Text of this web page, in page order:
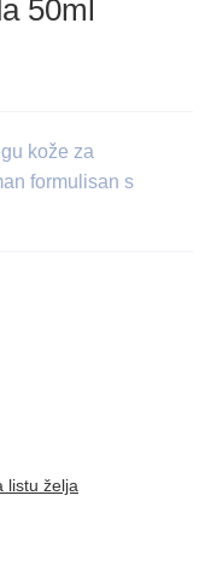
50ml
kože za
formulisan s
listu želja